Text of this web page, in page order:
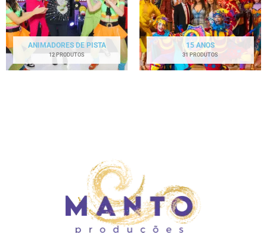
ANIMADORES DE PISTA
12 PRODUTOS
15 ANOS
31 PRODUTOS